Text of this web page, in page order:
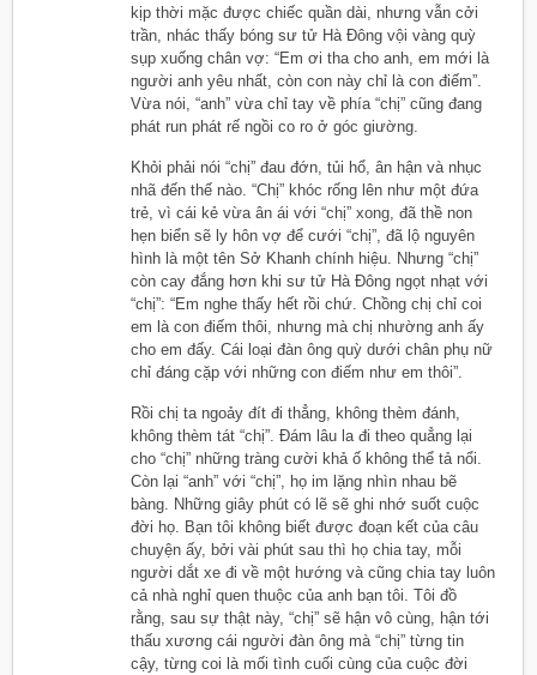
kịp thời mặc được chiếc quần dài, nhưng vẫn cởi
trần, nhác thấy bóng sư tử Hà Đông vội vàng quỳ
sụp xuống chân vợ: “Em ơi tha cho anh, em mới là
người anh yêu nhất, còn con này chỉ là con điếm”.
Vừa nói, “anh” vừa chỉ tay về phía “chị” cũng đang
phát run phát rế ngồi co ro ở góc giường.
Khỏi phải nói “chị” đau đớn, tủi hổ, ân hận và nhục
nhã đến thế nào. “Chị” khóc rống lên như một đứa
trẻ, vì cái kẻ vừa ân ái với “chị” xong, đã thề non
hẹn biển sẽ ly hôn vợ để cưới “chị”, đã lộ nguyên
hình là một tên Sở Khanh chính hiệu. Nhưng “chị”
còn cay đắng hơn khi sư tử Hà Đông ngọt nhạt với
“chị”: “Em nghe thấy hết rồi chứ. Chồng chị chỉ coi
em là con điếm thôi, nhưng mà chị nhường anh ấy
cho em đấy. Cái loại đàn ông quỳ dưới chân phụ nữ
chỉ đáng cặp với những con điếm như em thôi”.
Rồi chị ta ngoảy đít đi thẳng, không thèm đánh,
không thèm tát “chị”. Đám lâu la đi theo quẳng lại
cho “chị” những tràng cười khả ố không thể tả nổi.
Còn lại “anh” với “chị”, họ im lặng nhìn nhau bẽ
bàng. Những giây phút có lẽ sẽ ghi nhớ suốt cuộc
đời họ. Bạn tôi không biết được đoạn kết của câu
chuyện ấy, bởi vài phút sau thì họ chia tay, mỗi
người dắt xe đi về một hướng và cũng chia tay luôn
cả nhà nghỉ quen thuộc của anh bạn tôi. Tôi đồ
rằng, sau sự thật này, “chị” sẽ hận vô cùng, hận tới
thấu xương cái người đàn ông mà “chị” từng tin
cậy, từng coi là mối tình cuối cùng của cuộc đời